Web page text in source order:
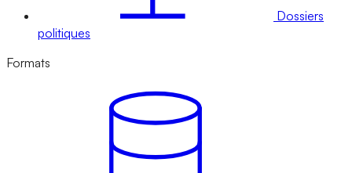
Dossiers
politiques
Formats